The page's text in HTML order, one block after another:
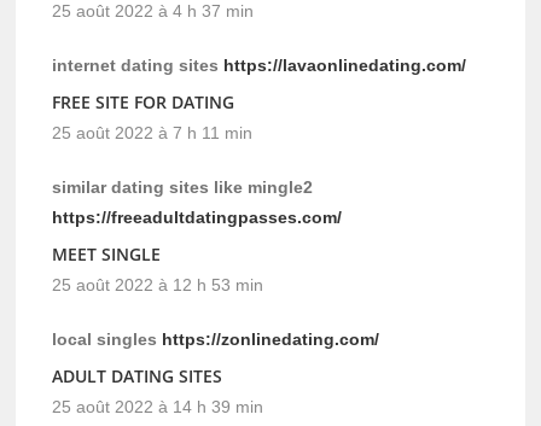
25 août 2022 à 4 h 37 min
internet dating sites https://lavaonlinedating.com/
FREE SITE FOR DATING
25 août 2022 à 7 h 11 min
similar dating sites like mingle2
https://freeadultdatingpasses.com/
MEET SINGLE
25 août 2022 à 12 h 53 min
local singles https://zonlinedating.com/
ADULT DATING SITES
25 août 2022 à 14 h 39 min